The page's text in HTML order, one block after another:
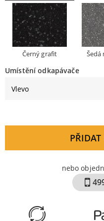
Černý grafit Šedá
Umístění odkapávače
nebo